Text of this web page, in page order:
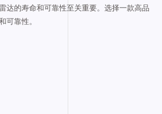
达的寿命和可靠性至关重要。选择一款高品
靠性。